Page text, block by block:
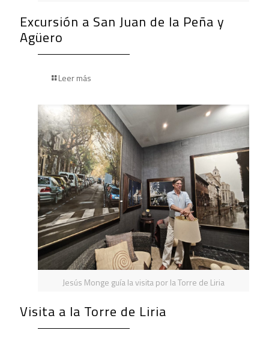
Excursión a San Juan de la Peña y
Agüero
Leer más
Jesús Monge guía la visita por la Torre de Liria
Visita a la Torre de Liria